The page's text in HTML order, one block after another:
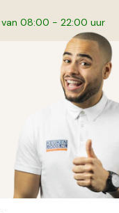
van 08:00 - 22:00 uur